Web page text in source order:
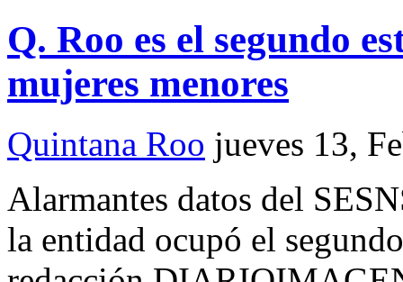
Q. Roo es el segundo
mujeres menores
Quintana Roo jueves 13,
Alarmantes datos del
la entidad ocupó el